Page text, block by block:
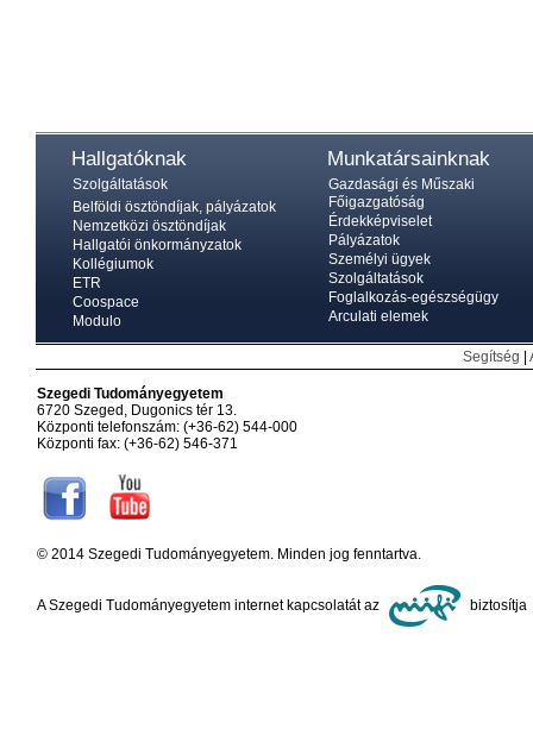
Hallgatóknak
Szolgáltatások
Belföldi ösztöndíjak, pályázatok
Nemzetközi ösztöndíjak
Hallgatói önkormányzatok
Kollégiumok
ETR
Coospace
Modulo
Munkatársainknak
Gazdasági és Műszaki
Főigazgatóság
Érdekképviselet
Pályázatok
Személyi ügyek
Szolgáltatások
Foglalkozás-egészségügy
Arculati elemek
Segítség
Szegedi Tudományegyetem
6720 Szeged, Dugonics tér 13.
Központi telefonszám: (+36-62) 544-000
Központi fax: (+36-62) 546-371
© 2014 Szegedi Tudományegyetem. Minden jog fenntartva.
A Szegedi Tudományegyetem internet kapcsolatát az biztosítja